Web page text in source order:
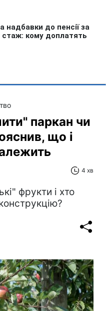
паркан чи
що і
4 хв
фрукти і хто